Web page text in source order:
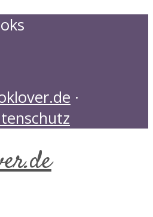
·